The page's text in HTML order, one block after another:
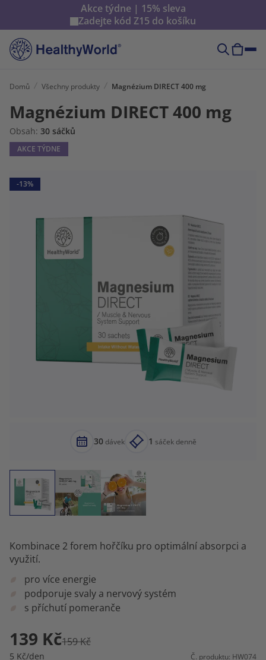
Akce týdne | 15% sleva
Zadejte kód Z15 do košíku
Domů Všechny produkty Magnézium DIRECT 400 mg
Magnézium DIRECT 400 mg
Obsah: 30 sáčků
AKCE TÝDNE
-13%
30dávek 1 sáček denně
Kombinace 2 forem hořčíku pro optimální absorpci a
využití.
pro více energie
podporuje svaly a nervový systém
s příchutí pomeranče
139 Kč159 Kč
5 Kč/den
Č. produktu: HW074